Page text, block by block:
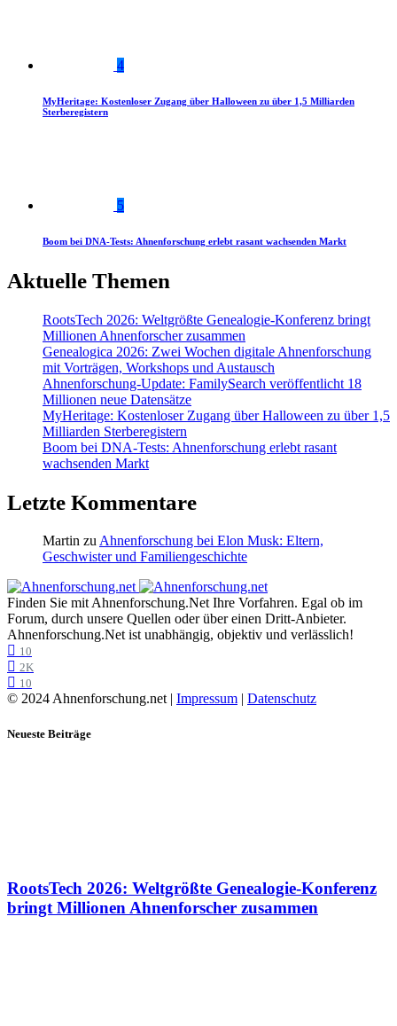
4
MyHeritage: Kostenloser Zugang über Halloween zu über 1,5 Milliarden
Sterberegistern
5
Boom bei DNA-Tests: Ahnenforschung erlebt rasant wachsenden Markt
Aktuelle Themen
RootsTech 2026: Weltgrößte Genealogie-Konferenz bringt
Millionen Ahnenforscher zusammen
Genealogica 2026: Zwei Wochen digitale Ahnenforschung
mit Vorträgen, Workshops und Austausch
Ahnenforschung-Update: FamilySearch veröffentlicht 18
Millionen neue Datensätze
MyHeritage: Kostenloser Zugang über Halloween zu über 1,5
Milliarden Sterberegistern
Boom bei DNA-Tests: Ahnenforschung erlebt rasant
wachsenden Markt
Letzte Kommentare
Martin zuAhnenforschung bei Elon Musk: Eltern,
Geschwister und Familiengeschichte
Finden Sie mit Ahnenforschung.Net Ihre Vorfahren. Egal ob im
Forum, durch unsere Quellen oder über einen Dritt-Anbieter.
Ahnenforschung.Net ist unabhängig, objektiv und verlässlich!
10
2K
10
© 2024 Ahnenforschung.net | Impressum Datenschutz
Neueste Beiträge
RootsTech 2026: Weltgrößte Genealogie-Konferenz
bringt Millionen Ahnenforscher zusammen